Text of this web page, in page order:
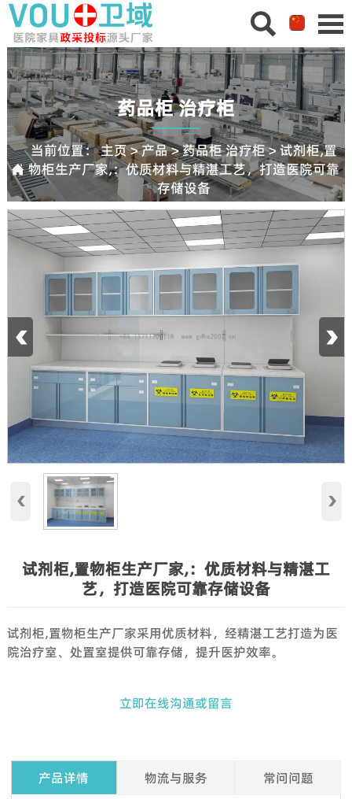
 
药品柜 治疗柜

当前位置：主页>产品>药品柜 治疗柜>试剂柜,置
物柜生产厂家,：优质材料与精湛工艺，打造医院可靠
存储设备
‹ ›
‹ ›
试剂柜,置物柜生产厂家,：优质材料与精湛工
艺，打造医院可靠存储设备
试剂柜,置物柜生产厂家采用优质材料，经精湛工艺打造为医
院治疗室、处置室提供可靠存储，提升医护效率。
立即在线沟通或留言
产品详情 物流与服务 常问问题